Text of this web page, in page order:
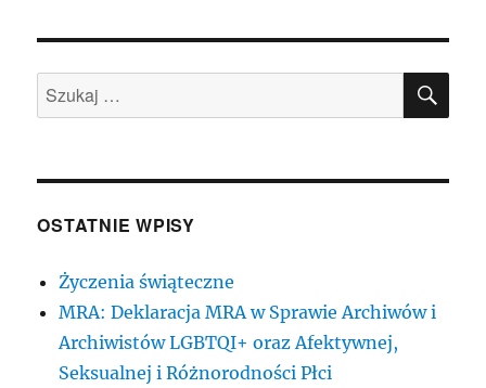
Szukaj:
OSTATNIE WPISY
Życzenia świąteczne
MRA: Deklaracja MRA w Sprawie Archiwów i
Archiwistów LGBTQI+ oraz Afektywnej,
Seksualnej i Różnorodności Płci